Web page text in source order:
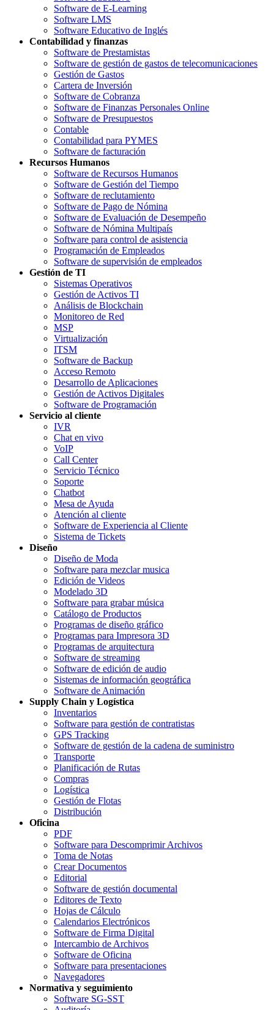
Software de E-Learning
Software LMS
Software Educativo de Inglés
Contabilidad y finanzas
Software de Prestamistas
Software de gestión de gastos de telecomunicaciones
Gestión de Gastos
Cartera de Inversión
Software de Cobranza
Software de Finanzas Personales Online
Software de Presupuestos
Contable
Contabilidad para PYMES
Software de facturación
Recursos Humanos
Software de Recursos Humanos
Software de Gestión del Tiempo
Software de reclutamiento
Software de Pago de Nómina
Software de Evaluación de Desempeño
Software de Nómina Multipaís
Software para control de asistencia
Programación de Empleados
Software de supervisión de empleados
Gestión de TI
Sistemas Operativos
Gestión de Activos TI
Análisis de Blockchain
Monitoreo de Red
MSP
Virtualización
ITSM
Software de Backup
Acceso Remoto
Desarrollo de Aplicaciones
Gestión de Activos Digitales
Software de Programación
Servicio al cliente
IVR
Chat en vivo
VoIP
Call Center
Servicio Técnico
Soporte
Chatbot
Mesa de Ayuda
Atención al cliente
Software de Experiencia al Cliente
Sistema de Tickets
Diseño
Diseño de Moda
Software para mezclar musica
Edición de Videos
Modelado 3D
Software para grabar música
Catálogo de Productos
Programas de diseño gráfico
Programas para Impresora 3D
Programas de arquitectura
Software de streaming
Software de edición de audio
Sistemas de información geográfica
Software de Animación
Supply Chain y Logística
Inventarios
Software para gestión de contratistas
GPS Tracking
Software de gestión de la cadena de suministro
Transporte
Planificación de Rutas
Compras
Logística
Gestión de Flotas
Distribución
Oficina
PDF
Software para Descomprimir Archivos
Toma de Notas
Crear Documentos
Editorial
Software de gestión documental
Editores de Texto
Hojas de Cálculo
Calendarios Electrónicos
Software de Firma Digital
Intercambio de Archivos
Software de Oficina
Software para presentaciones
Navegadores
Normativa y seguimiento
Software SG-SST